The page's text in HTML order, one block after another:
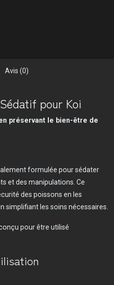
Avis (0)
pour Koi
préservant le bien-être de
formulée pour sédater
et des manipulations. Ce
des poissons en les
simplifiant les soins nécessaires.
pour être utilisé